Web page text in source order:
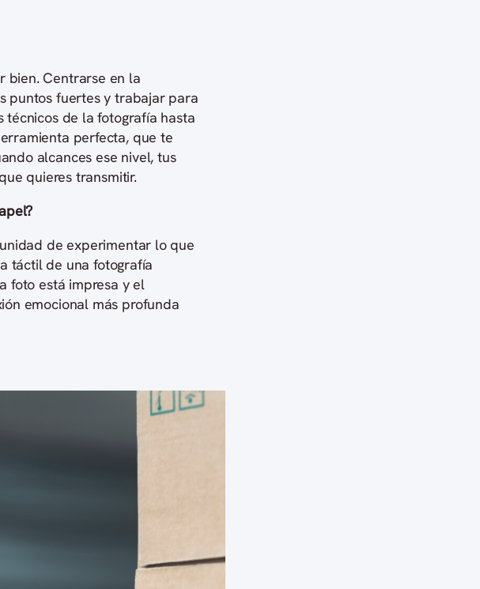
bien. Centrarse en la
puntos fuertes y trabajar para
técnicos de la fotografía hasta
perfecta, que te
alcances ese nivel, tus
quieres transmitir.
de experimentar lo que
táctil de una fotografía
foto está impresa y el
emocional más profunda